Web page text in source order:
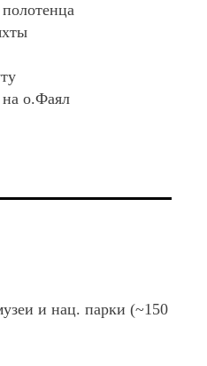
о.Фаял
и нац. парки (~150